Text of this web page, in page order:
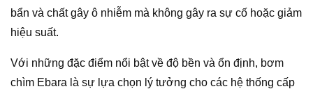
bẩn và chất gây ô nhiễm mà không gây ra sự cố hoặc giảm
hiệu suất.
Với những đặc điểm nổi bật về độ bền và ổn định, bơm
chìm Ebara là sự lựa chọn lý tưởng cho các hệ thống cấp